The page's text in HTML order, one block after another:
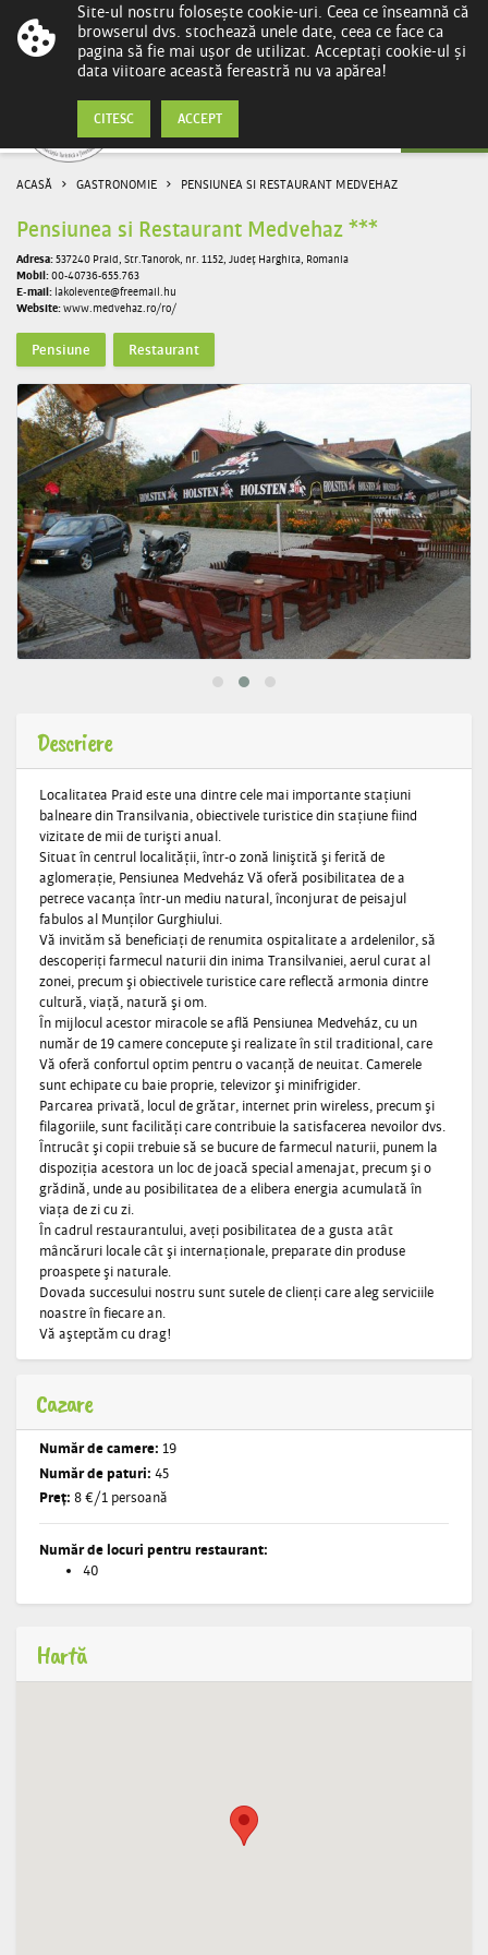
Gastronomie
ACASĂ GASTRONOMIE PENSIUNEA SI RESTAURANT MEDVEHAZ
Pensiunea si Restaurant Medvehaz ***
Adresa:537240 Praid, Str.Tanorok, nr. 1152, Județ Harghita, Romania
Mobil:00-40736-655.763
E-mail: lakolevente@freemail.hu
Website:www.medvehaz.ro/ro/
Pensiune Restaurant
Descriere
Localitatea Praid este una dintre cele mai importante staţiuni
balneare din Transilvania, obiectivele turistice din staţiune fiind
vizitate de mii de turişti anual.
Situat în centrul localităţii, într-o zonă liniştită şi ferită de
aglomeraţie, Pensiunea Medveház Vă oferă posibilitatea de a
petrece vacanţa într-un mediu natural, înconjurat de peisajul
fabulos al Munţilor Gurghiului.
Vă invităm să beneficiaţi de renumita ospitalitate a ardelenilor, să
descoperiţi farmecul naturii din inima Transilvaniei, aerul curat al
zonei, precum şi obiectivele turistice care reflectă armonia dintre
cultură, viaţă, natură şi om.
În mijlocul acestor miracole se află Pensiunea Medveház, cu un
număr de 19 camere concepute şi realizate în stil traditional, care
Vă oferă confortul optim pentru o vacanţă de neuitat. Camerele
sunt echipate cu baie proprie, televizor şi minifrigider.
Parcarea privată, locul de grătar, internet prin wireless, precum şi
filagoriile, sunt facilităţi care contribuie la satisfacerea nevoilor dvs.
Întrucât şi copii trebuie să se bucure de farmecul naturii, punem la
dispoziţia acestora un loc de joacă special amenajat, precum şi o
grădină, unde au posibilitatea de a elibera energia acumulată în
viaţa de zi cu zi.
În cadrul restaurantului, aveţi posibilitatea de a gusta atât
mâncăruri locale cât şi internaţionale, preparate din produse
proaspete şi naturale.
Dovada succesului nostru sunt sutele de clienţi care aleg serviciile
noastre în fiecare an.
Vă aşteptăm cu drag!
Cazare
Număr de camere: 19
Număr de paturi: 45
Preț: 8 €/1 persoană
Număr de locuri pentru restaurant:
40
Hartă
Site-ul nostru folosește cookie-uri. Ceea ce înseamnă că
browserul dvs. stochează unele date, ceea ce face ca
pagina să fie mai ușor de utilizat. Acceptați cookie-ul și
data viitoare această fereastră nu va apărea!
CITESC ACCEPT